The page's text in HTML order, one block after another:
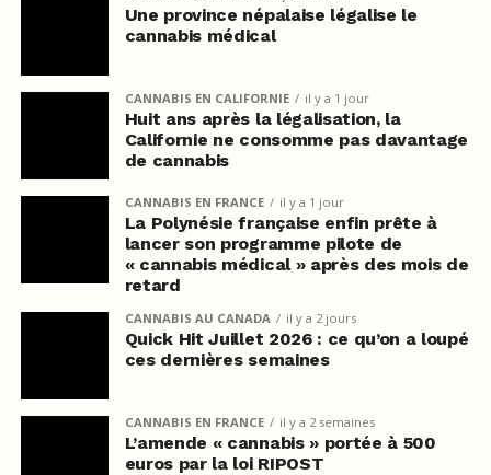
Une province népalaise légalise le
cannabis médical
CANNABIS EN CALIFORNIE il y a 1 jour
Huit ans après la légalisation, la
Californie ne consomme pas davantage
de cannabis
CANNABIS EN FRANCE il y a 1 jour
La Polynésie française enfin prête à
lancer son programme pilote de
« cannabis médical » après des mois de
retard
CANNABIS AU CANADA il y a 2 jours
Quick Hit Juillet 2026 : ce qu’on a loupé
ces dernières semaines
CANNABIS EN FRANCE il y a 2 semaines
L’amende « cannabis » portée à 500
euros par la loi RIPOST